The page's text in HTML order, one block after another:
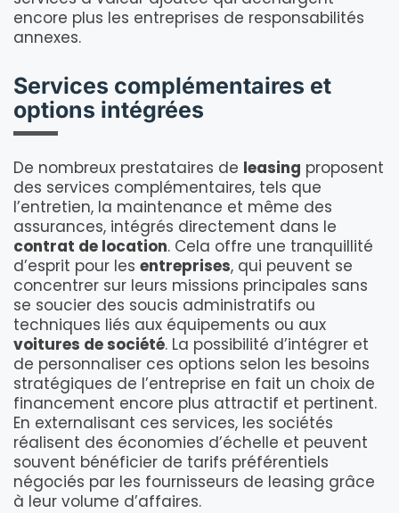
encore plus les entreprises de responsabilités
annexes.
Services complémentaires et
options intégrées
De nombreux prestataires de leasing proposent
des services complémentaires, tels que
l’entretien, la maintenance et même des
assurances, intégrés directement dans le
contrat de location. Cela offre une tranquillité
d’esprit pour les entreprises, qui peuvent se
concentrer sur leurs missions principales sans
se soucier des soucis administratifs ou
techniques liés aux équipements ou aux
voitures de société. La possibilité d’intégrer et
de personnaliser ces options selon les besoins
stratégiques de l’entreprise en fait un choix de
financement encore plus attractif et pertinent.
En externalisant ces services, les sociétés
réalisent des économies d’échelle et peuvent
souvent bénéficier de tarifs préférentiels
négociés par les fournisseurs de leasing grâce
à leur volume d’affaires.